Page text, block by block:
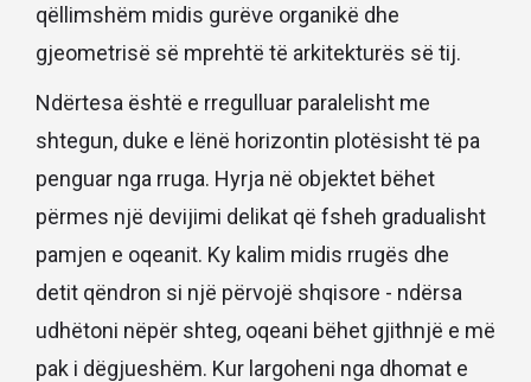
qëllimshëm midis gurëve organikë dhe
gjeometrisë së mprehtë të arkitekturës së tij.
Ndërtesa është e rregulluar paralelisht me
shtegun, duke e lënë horizontin plotësisht të pa
penguar nga rruga. Hyrja në objektet bëhet
përmes një devijimi delikat që fsheh gradualisht
pamjen e oqeanit. Ky kalim midis rrugës dhe
detit qëndron si një përvojë shqisore - ndërsa
udhëtoni nëpër shteg, oqeani bëhet gjithnjë e më
pak i dëgjueshëm. Kur largoheni nga dhomat e